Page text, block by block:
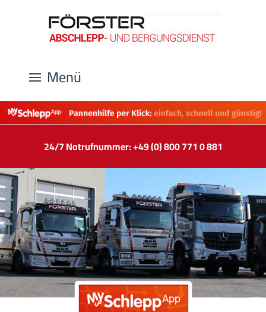
Menü
24/7 Notrufnummer: +49 (0) 800 771 0 881